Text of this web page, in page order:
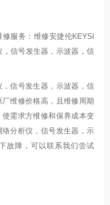
服务：维修安捷伦KEYSI
信号发生器，示波器，信
信号发生器，示波器，信
维修价格高，且维修周期
需求方维修和保养成本变
分析仪，信号发生器，示
故障，可以联系我们尝试